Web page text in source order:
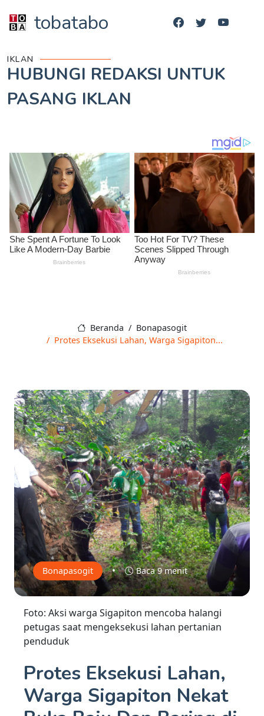
tobatabo
IKLAN
HUBUNGI REDAKSI UNTUK
PASANG IKLAN
Beranda
Bonapasogit
Protes Eksekusi Lahan, Warga Sigapiton...
Bonapasogit • Baca 9 menit
Foto: Aksi warga Sigapiton mencoba halangi
petugas saat mengeksekusi lahan pertanian
penduduk
Protes Eksekusi Lahan,
Warga Sigapiton Nekat